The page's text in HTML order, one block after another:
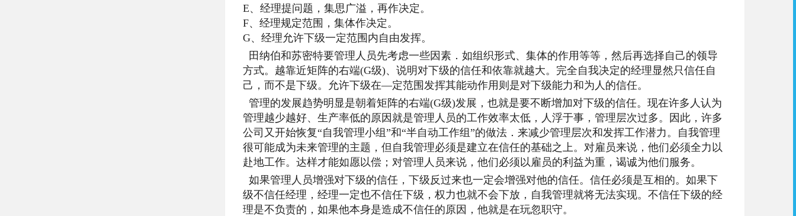
E、经理提问题，集思广溢，再作决定。
F、经理规定范围，集体作决定。
G、经理允许下级一定范围内自由发挥。
田纳伯和苏密特要管理人员先考虑一些因素．如组织形式、集体的作用等等，然后再选择自己的领导
方式。越靠近矩阵的右端(G级)、说明对下级的信任和依靠就越大。完全自我决定的经理显然只信任自
己，而不是下级。允许下级在—定范围发挥其能动作用则是对下级能力和为人的信任。
管理的发展趋势明显是朝着矩阵的右端(G级)发展，也就是要不断增加对下级的信任。现在许多人认为
管理越少越好、生产率低的原因就是管理人员的工作效率太低，人浮于事，管理层次过多。因此，许多
公司又开始恢复“自我管理小组”和“半自动工作组”的做法．来减少管理层次和发挥工作潜力。自我管理
很可能成为未来管理的主题，但自我管理必须是建立在信任的基础之上。对雇员来说，他们必须全力以
赴地工作。达样才能如愿以偿；对管理人员来说，他们必须以雇员的利益为重，谒诚为他们服务。
如果管理人员增强对下级的信任，下级反过来也一定会增强对他的信任。信任必须是互相的。如果下
级不信任经理，经理一定也不信任下级，权力也就不会下放，自我管理就将无法实现。不信任下级的经
理是不负责的，如果他本身是造成不信任的原因，他就是在玩忽职守。